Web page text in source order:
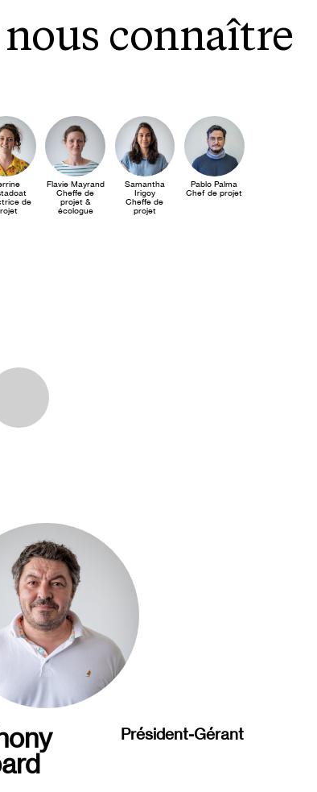
nous connaître
de
Flavie Mayrand
Cheffe de
projet &
écologue
Samantha
Irigoy
Cheffe de
projet
Pablo Palma
Chef de projet
Président-Gérant